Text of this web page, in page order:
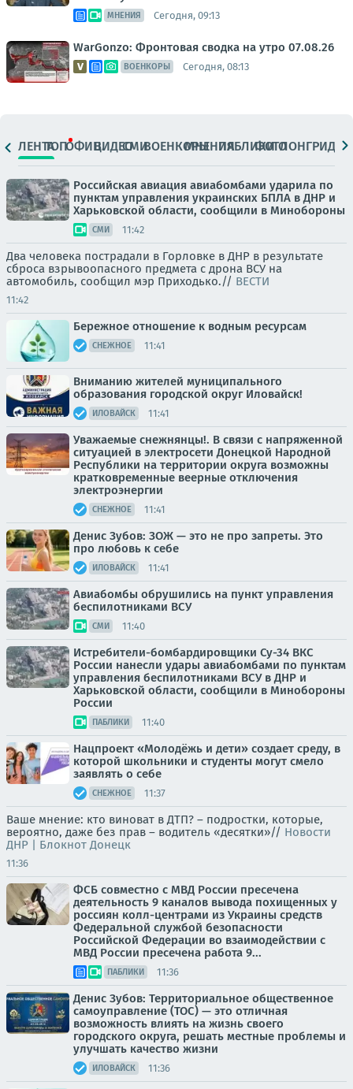
МНЕНИЯ Сегодня, 09:13
WarGonzo: Фронтовая сводка на утро 07.08.26
ВОЕНКОРЫ Сегодня, 08:13
ЛЕНТАТОПОФИЦ.ВИДЕОСМИВОЕНКОРЫМНЕНИЯПАБЛИКИ
ФОТОЛОНГРИДЫ
Российская авиация авиабомбами ударила по
пунктам управления украинских БПЛА в ДНР и
Харьковской области, сообщили в Минобороны
СМИ 11:42
Два человека пострадали в Горловке в ДНР в результате
сброса взрывоопасного предмета с дрона ВСУ на
автомобиль, сообщил мэр Приходько.// ВЕСТИ
11:42
Бережное отношение к водным ресурсам
СНЕЖНОЕ 11:41
Вниманию жителей муниципального
образования городской округ Иловайск!
ИЛОВАЙСК 11:41
Уважаемые снежнянцы!. В связи с напряженной
ситуацией в электросети Донецкой Народной
Республики на территории округа возможны
кратковременные веерные отключения
электроэнергии
СНЕЖНОЕ 11:41
Денис Зубов: ЗОЖ — это не про запреты. Это
про любовь к себе
ИЛОВАЙСК 11:41
Авиабомбы обрушились на пункт управления
беспилотниками ВСУ
СМИ 11:40
Истребители-бомбардировщики Су-34 ВКС
России нанесли удары авиабомбами по пунктам
управления беспилотниками ВСУ в ДНР и
Харьковской области, сообщили в Минобороны
России
ПАБЛИКИ 11:40
Нацпроект «Молодёжь и дети» создает среду, в
которой школьники и студенты могут смело
заявлять о себе
СНЕЖНОЕ 11:37
Ваше мнение: кто виноват в ДТП? – подростки, которые,
вероятно, даже без прав – водитель «десятки»// Новости
ДНР | Блокнот Донецк
11:36
ФСБ совместно с МВД России пресечена
деятельность 9 каналов вывода похищенных у
россиян колл-центрами из Украины средств
Федеральной службой безопасности
Российской Федерации во взаимодействии с
МВД России пресечена работа 9...
ПАБЛИКИ 11:36
Денис Зубов: Территориальное общественное
самоуправление (ТОС) — это отличная
возможность влиять на жизнь своего
городского округа, решать местные проблемы и
улучшать качество жизни
ИЛОВАЙСК 11:36